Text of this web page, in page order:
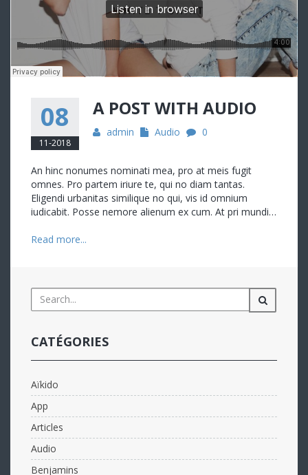
08
11-2018
A POST WITH AUDIO
admin Audio 0
An hinc nonumes nominati mea, pro at meis fugit
omnes. Pro partem iriure te, qui no diam tantas.
Eligendi urbanitas similique no qui, vis id omnium
iudicabit. Posse nemore alienum ex cum. At pri mundi…
Read more...
CATÉGORIES
Aïkido
App
Articles
Audio
Benjamins